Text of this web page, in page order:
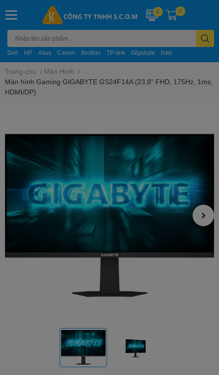
Dell HP Asus Canon Brother TP-link Gigabyte Intel
0 0
Trang chủ / Màn Hình /
Màn hình Gaming GIGABYTE GS24F14A (23.8" FHD, 175Hz, 1ms,
HDMI/DP)